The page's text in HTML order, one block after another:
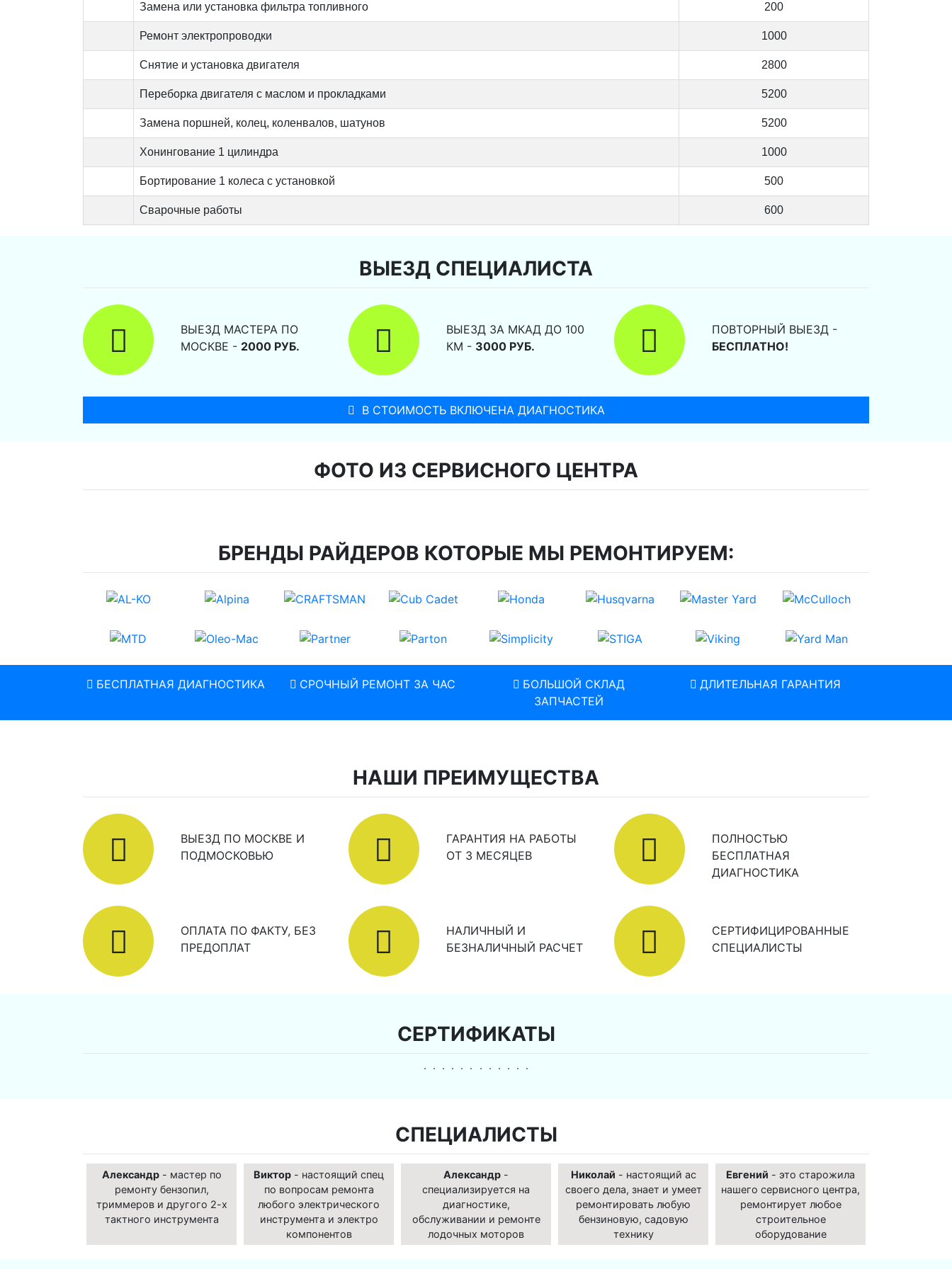
Замена или установка фильтра топливного 200
Ремонт электропроводки 1000
Снятие и установка двигателя 2800
Переборка двигателя с маслом и прокладками 5200
Замена поршней, колец, коленвалов, шатунов 5200
Хонингование 1 цилиндра 1000
Бортирование 1 колеса с установкой 500
Сварочные работы 600
ВЫЕЗД СПЕЦИАЛИСТА
ВЫЕЗД МАСТЕРА ПО
МОСКВЕ - 2000 РУБ.
ВЫЕЗД ЗА МКАД ДО 100
КМ - 3000 РУБ.
ПОВТОРНЫЙ ВЫЕЗД -
БЕСПЛАТНО!
В СТОИМОСТЬ ВКЛЮЧЕНА ДИАГНОСТИКА
ФОТО ИЗ СЕРВИСНОГО ЦЕНТРА
БРЕНДЫ РАЙДЕРОВ КОТОРЫЕ МЫ РЕМОНТИРУЕМ:
БЕСПЛАТНАЯ ДИАГНОСТИКА СРОЧНЫЙ РЕМОНТ ЗА ЧАС
БОЛЬШОЙ СКЛАД
ЗАПЧАСТЕЙ
ДЛИТЕЛЬНАЯ ГАРАНТИЯ
НАШИ ПРЕИМУЩЕСТВА
ВЫЕЗД ПО МОСКВЕ И
ПОДМОСКОВЬЮ
ГАРАНТИЯ НА РАБОТЫ
ОТ 3 МЕСЯЦЕВ
ПОЛНОСТЬЮ
БЕСПЛАТНАЯ
ДИАГНОСТИКА
ОПЛАТА ПО ФАКТУ, БЕЗ
ПРЕДОПЛАТ
НАЛИЧНЫЙ И
БЕЗНАЛИЧНЫЙ РАСЧЕТ
СЕРТИФИЦИРОВАННЫЕ
СПЕЦИАЛИСТЫ
СЕРТИФИКАТЫ
СПЕЦИАЛИСТЫ
Александр- мастер по
ремонту бензопил,
триммеров и другого 2-х
тактного инструмента
Виктор - настоящий спец
по вопросам ремонта
любого электрического
инструмента и электро
компонентов
Александр -
специализируется на
диагностике,
обслуживании и ремонте
лодочных моторов
Николай - настоящий ас
своего дела, знает и умеет
ремонтировать любую
бензиновую, садовую
технику
Евгений - это старожила
нашего сервисного центра,
ремонтирует любое
строительное
оборудование